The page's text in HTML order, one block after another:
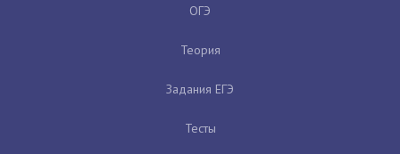
ОГЭ
Теория
Задания ЕГЭ
Тесты